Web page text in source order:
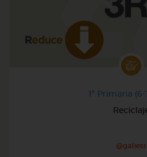
1º Primaria
@galiest